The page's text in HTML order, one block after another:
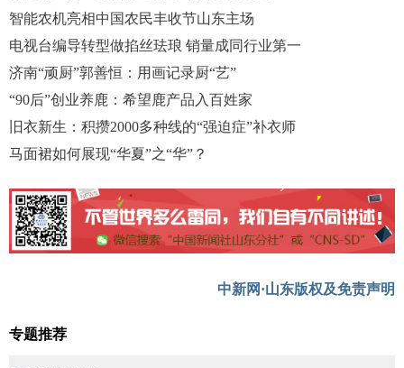
智能农机亮相中国农民丰收节山东主场
电视台编导转型做掐丝珐琅 销量成同行业第一
济南“顽厨”郭善恒：用画记录厨“艺”
“90后”创业养鹿：希望鹿产品入百姓家
旧衣新生：积攒2000多种线的“强迫症”补衣师
马面裙如何展现“华夏”之“华”？
中新网·山东版权及免责声明
专题推荐